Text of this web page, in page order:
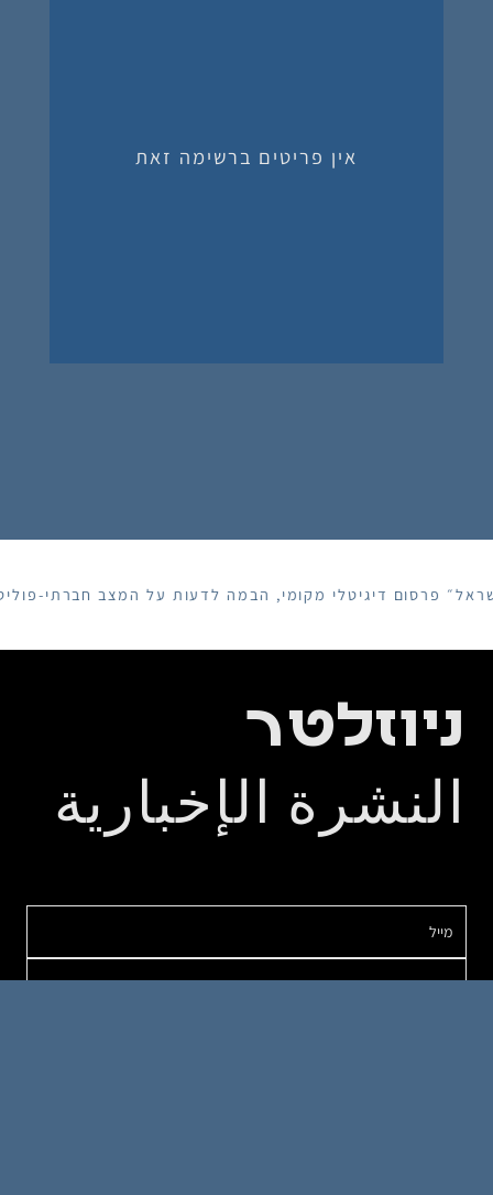
אין פריטים ברשימה זאת
פרסום דיגיטלי מקומי, הבמה לדעות על המצב חברתי-
ניוזלטר
النشرة الإخبارية